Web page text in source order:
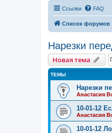
Ссылки FAQ
Список форумов
Нарезки
Новая тема
ТЕМЫ
Нарезки
Анастасия
10-01-12
Анастасия
10-01-12